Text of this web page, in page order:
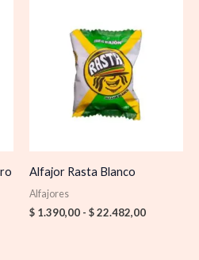
Alfajor Rasta Blanco
Alfajores
$ 1.390,00 - $22.482,00